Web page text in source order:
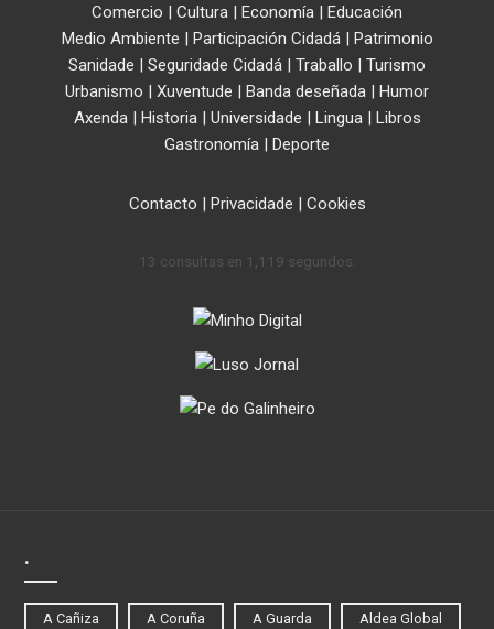
Comercio | Cultura | Economía | Educación
Medio Ambiente | Participación Cidadá| Patrimonio
Sanidade | Seguridade Cidadá | Traballo | Turismo
Urbanismo | Xuventude | Banda deseñada | Humor
Axenda| Historia| Universidade | Lingua| Libros
Gastronomía | Deporte
Contacto | Privacidade | Cookies
13 consultas en 1,119 segundos.
.
A Cañiza A Coruña A Guarda Aldea Global